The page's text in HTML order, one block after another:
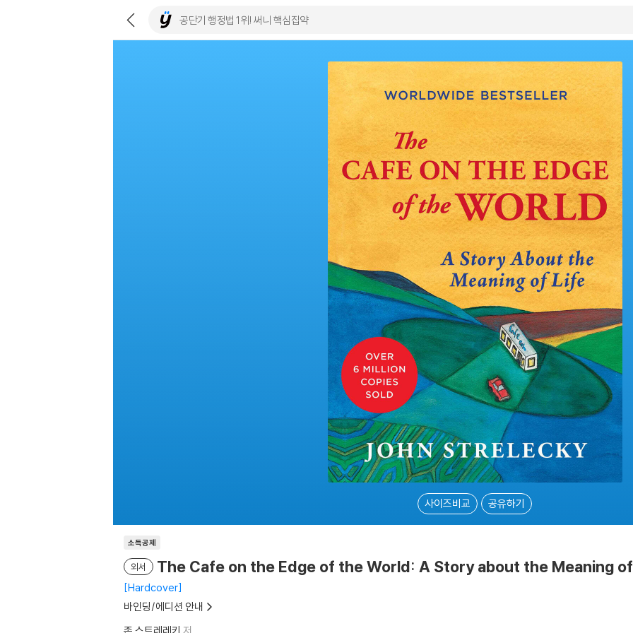
사이즈비교 공유하기
소득공제
외서 The Cafe on the Edge of the World: A Story about the Meaning
Hardcover
바인딩/에디션 안내